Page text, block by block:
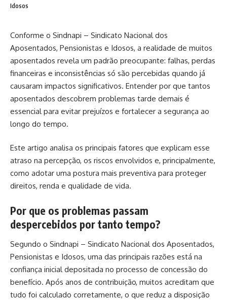
Idosos
Conforme o Sindnapi – Sindicato Nacional dos
Aposentados, Pensionistas e Idosos, a realidade de muitos
aposentados revela um padrão preocupante: falhas, perdas
financeiras e inconsistências só são percebidas quando já
causaram impactos significativos. Entender por que tantos
aposentados descobrem problemas tarde demais é
essencial para evitar prejuízos e fortalecer a segurança ao
longo do tempo.
Este artigo analisa os principais fatores que explicam esse
atraso na percepção, os riscos envolvidos e, principalmente,
como adotar uma postura mais preventiva para proteger
direitos, renda e qualidade de vida.
Por que os problemas passam
despercebidos por tanto tempo?
Segundo o Sindnapi – Sindicato Nacional dos Aposentados,
Pensionistas e Idosos, uma das principais razões está na
confiança inicial depositada no processo de concessão do
benefício. Após anos de contribuição, muitos acreditam que
tudo foi calculado corretamente, o que reduz a disposição